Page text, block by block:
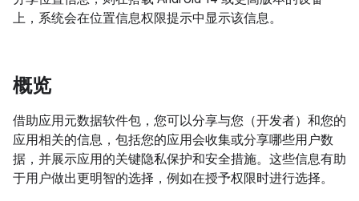
上，系统会在位置信息权限提示中显示该信息。
概览
借助应用元数据软件包，您可以分享与您（开发者）和您的
应用相关的信息，包括您的应用会收集或分享哪些用户数
据，并展示应用的关键隐私保护和安全措施。这些信息有助
于用户做出更明智的选择，例如在授予权限时进行选择。